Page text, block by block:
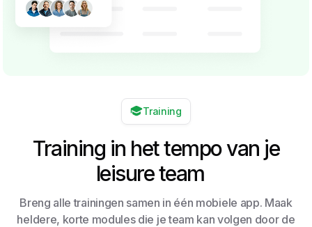
Training
Training in het tempo van je
leisure team
Breng alle trainingen samen in één mobiele app. Maak
heldere, korte modules die je team kan volgen door de